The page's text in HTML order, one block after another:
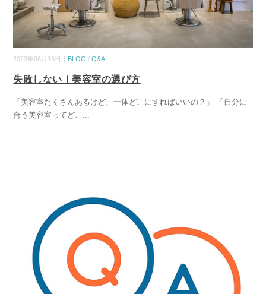
2023年06月16日｜ BLOG /Q&A
失敗しない！美容室の選び方
「美容室たくさんあるけど、一体どこにすればいいの？」 「自分に
合う美容室ってどこ